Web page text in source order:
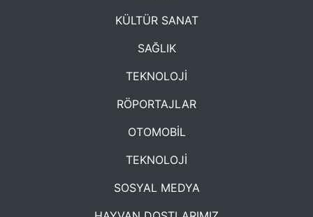
KÜLTÜR SANAT
SAĞLIK
TEKNOLOJİ
RÖPORTAJLAR
OTOMOBİL
TEKNOLOJİ
SOSYAL MEDYA